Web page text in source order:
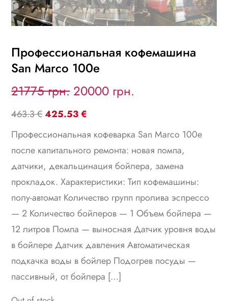
Профессиональная кофемашина
San Marco 100e
21775 грн.O
r
i
g
i
n
a
l
p
r
20000 грн.
r
r
e
n
t
p
r
463.3 €425.53 €
Профессиональная кофеварка San Marco 100e
после капитального ремонта: новая помпа,
датчики, декальцинация бойлера, замена
прокладок. Характеристики: Тип кофемашины:
полу-автомат Количество групп пролива эспрессо
— 2 Количество бойлеров — 1 Объем бойлера —
12 литров Помпа — выносная Датчик уровня воды
в бойлере Датчик давления Автоматическая
подкачка воды в бойлер Подогрев посуды —
пассивный, от бойлера […]